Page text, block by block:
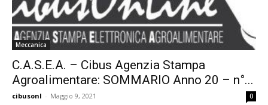
Meccanica
C.A.S.E.A. – Cibus Agenzia Stampa
Agroalimentare: SOMMARIO Anno 20 – n°...
cibusonl - Maggio 9, 2021 0